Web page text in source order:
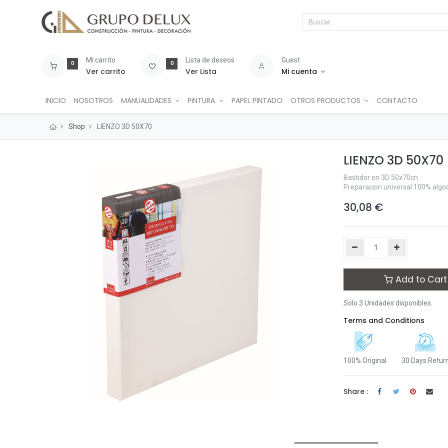
0 Mi carrito
Ver carrito
0 Lista de deseos
Ver Lista
Guest
Mi cuenta
INICIO NOSOTROS MANUALIDADES PINTURA PAPEL PINTADO OTROS PRODUCTOS CONTACTO
Shop LIENZO 3D 50X70
LIENZO 3D 50X70
Bastidor en 3D 50x70cn
Preparacion universal 100%
30,08 €
Add to Cart
Solo 3 Unidades disponibles.
Terms and Conditions
100% Original 30 Days
Share :